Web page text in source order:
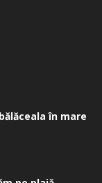
în mare